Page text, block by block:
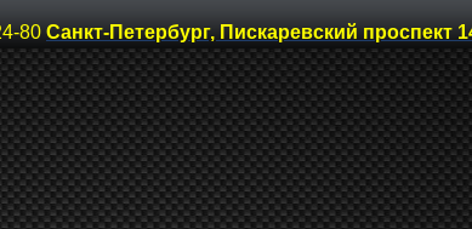
80 Санкт-Петербург, Пискаревский проспект